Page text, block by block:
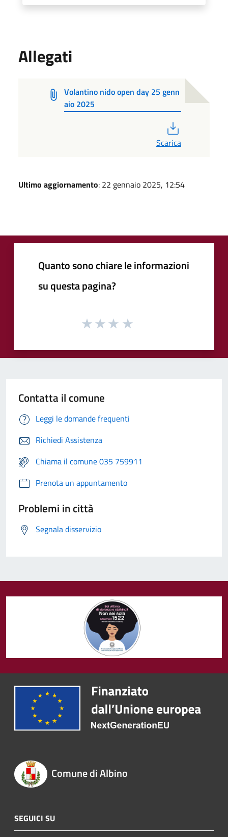
Allegati
Volantino nido open day 25 genn
aio 2025
Scarica
Ultimo aggiornamento: 22 gennaio 2025, 12:54
Quanto sono chiare le informazioni
su questa pagina?
Contatta il comune
Leggi le domande frequenti
Richiedi Assistenza
Chiama il comune 035 759911
Prenota un appuntamento
Problemi in città
Segnala disservizio
Comune di Albino
SEGUICI SU